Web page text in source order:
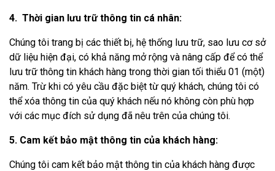
4. Thời gian lưu trữ thông tin cá nhân:
Chúng tôi trang bị các thiết bị, hệ thống lưu trữ, sao lưu cơ sở
dữ liệu hiện đại, có khả năng mở rộng và nâng cấp để có thể
lưu trữ thông tin khách hàng trong thời gian tối thiểu 01 (một)
năm. Trừ khi có yêu cầu đặc biệt từ quý khách, chúng tôi có
thể xóa thông tin của quý khách nếu nó không còn phù hợp
với các mục đích sử dụng đã nêu trên của chúng tôi.
5. Cam kết bảo mật thông tin của khách hàng:
Chúng tôi cam kết bảo mật thông tin của khách hàng được